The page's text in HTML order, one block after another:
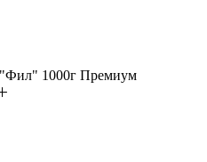
"Фил" 1000г Премиум